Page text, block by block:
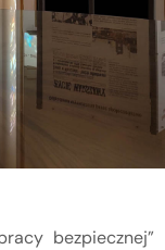
bezpiecznej”